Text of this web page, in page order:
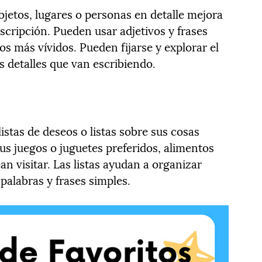
lugares o personas en detalle mejora
Pueden usar adjetivos y frases
más vívidos. Pueden fijarse y explorar el
que van escribiendo.
de deseos o listas sobre sus cosas
juegos o juguetes preferidos, alimentos
visitar. Las listas ayudan a organizar
y frases simples.